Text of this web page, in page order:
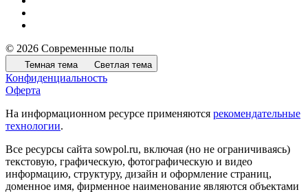
© 2026 Современные полы
Темная тема Светлая тема
Конфиденциальность
Оферта
На информационном ресурсе применяются рекомендательные
технологии.
Все ресурсы сайта sowpol.ru, включая (но не ограничиваясь)
текстовую, графическую, фотографическую и видео
информацию, структуру, дизайн и оформление страниц,
доменное имя, фирменное наименование являются объектами